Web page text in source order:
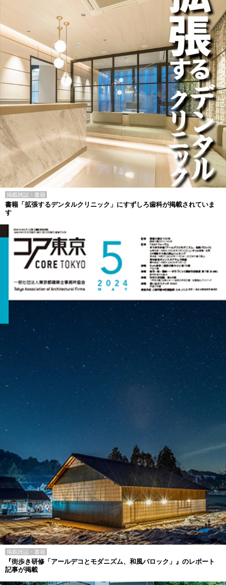
掲載雑誌・書籍
書籍「拡張するデンタルクリニック」にすずしろ歯科が掲載されていま
す
掲載雑誌・書籍
『街歩き研修「アールデコとモダニズム、和風バロック」』のレポート
記事が掲載